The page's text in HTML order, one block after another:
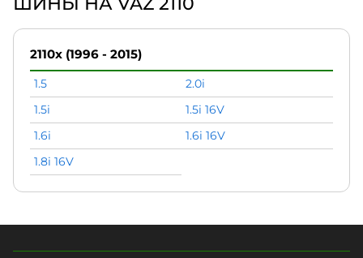
2110x (1996 - 2015)
1.5
2.0i
1.5i
1.5i 16V
1.6i
1.6i 16V
1.8i 16V